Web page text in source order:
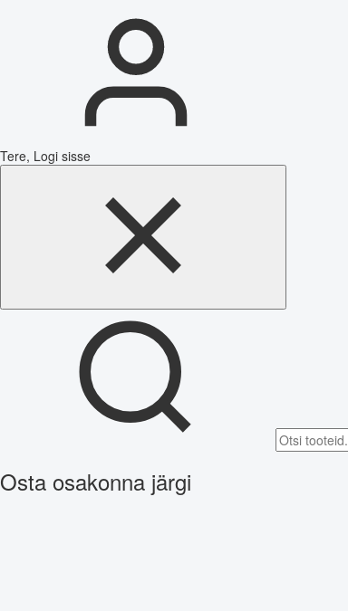
Tere, Logi sisse
Osta osakonna järgi